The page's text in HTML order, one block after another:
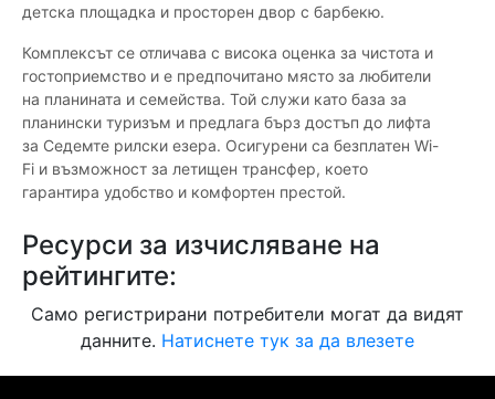
детска площадка и просторен двор с барбекю.
Комплексът се отличава с висока оценка за чистота и
гостоприемство и е предпочитано място за любители
на планината и семейства. Той служи като база за
планински туризъм и предлага бърз достъп до лифта
за Седемте рилски езера. Осигурени са безплатен Wi-
Fi и възможност за летищен трансфер, което
гарантира удобство и комфортен престой.
Ресурси за изчисляване на
рейтингите:
Само регистрирани потребители могат да видят
данните. Натиснете тук за да влезете